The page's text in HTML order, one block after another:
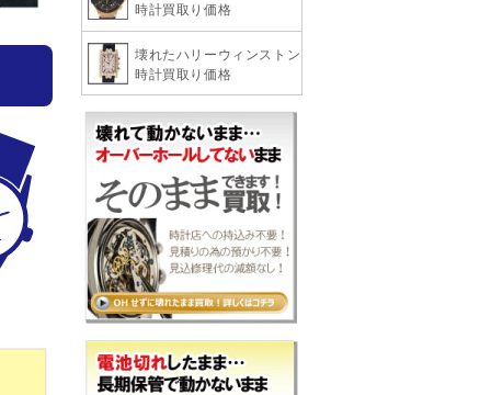
時計買取り価格
壊れたハリーウィンストン
時計買取り価格